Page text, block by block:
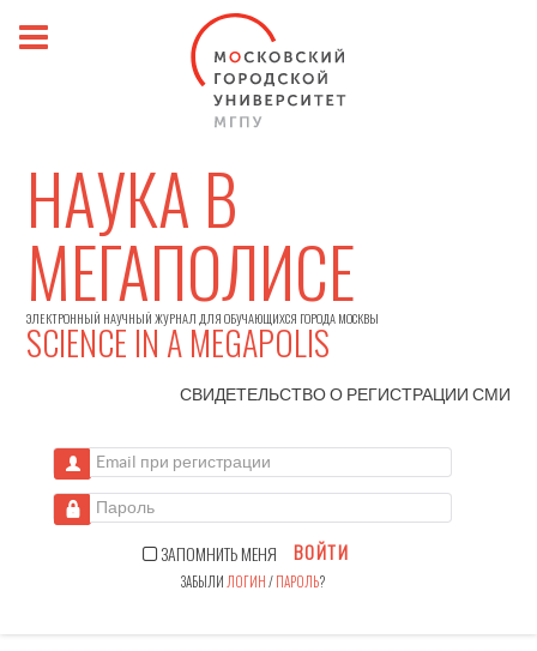
НАУКА В
МЕГАПОЛИСЕ
ЭЛЕКТРОННЫЙ НАУЧНЫЙ ЖУРНАЛ ДЛЯ ОБУЧАЮЩИХСЯ ГОРОДА МОСКВЫ
SCIENCE IN A MEGAPOLIS
СВИДЕТЕЛЬСТВО О РЕГИСТРАЦИИСМИ
Email при регистрации
Пароль
ЗАПОМНИТЬ МЕНЯ ВОЙТИ
ЗАБЫЛИ ЛОГИН/ПАРОЛЬ?